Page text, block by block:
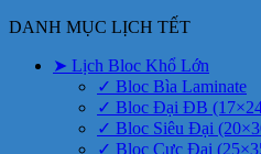
DANH MỤC LỊCH TẾT
➤ Lịch Bloc Khổ Lớn
✓ Bloc Bìa Laminate
✓ Bloc Đại ĐB
✓ Bloc Siêu Đại
✓ Bloc Cực Đại